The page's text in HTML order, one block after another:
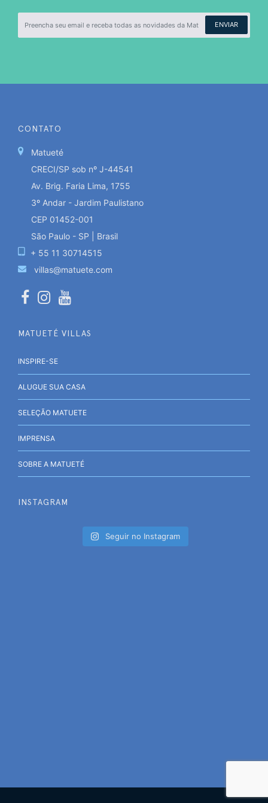
ENVIAR
CONTATO
Matueté
CRECI/SP sob nº J-44541
Av. Brig. Faria Lima, 1755
3º Andar - Jardim Paulistano
CEP 01452-001
São Paulo - SP | Brasil
+ 55 11 30714515
villas@matuete.com
MATUETÉ VILLAS
INSPIRE-SE
ALUGUE SUA CASA
SELEÇÃO MATUETE
IMPRENSA
SOBRE A MATUETÉ
INSTAGRAM
Seguir no Instagram